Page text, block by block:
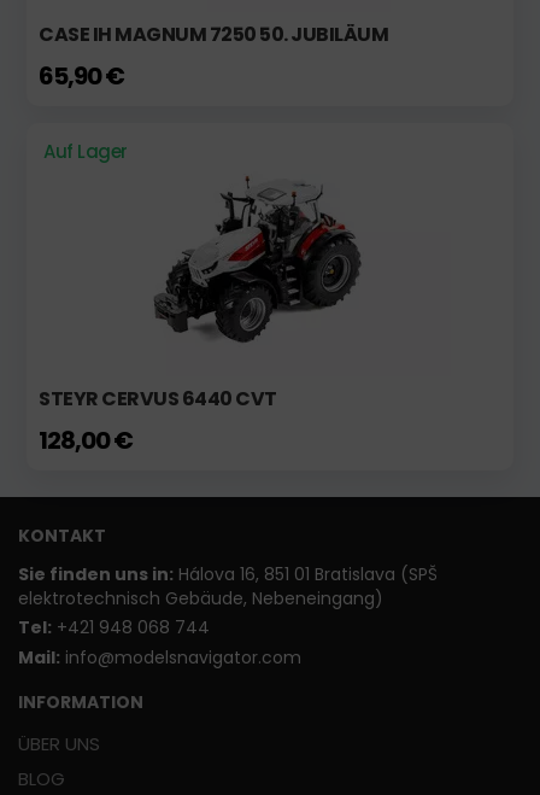
CASE IH MAGNUM 7250 50. JUBILÄUM
65,90 €
Auf Lager
STEYR CERVUS 6440 CVT
128,00 €
KONTAKT
Sie finden uns in: Hálova 16, 851 01 Bratislava (SPŠ
elektrotechnisch Gebäude, Nebeneingang)
Tel: +421 948 068 744
Mail: info@modelsnavigator.com
INFORMATION
ÜBER UNS
BLOG